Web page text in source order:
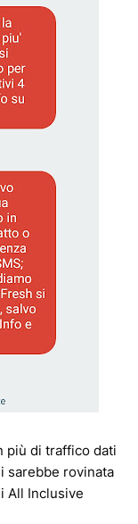
più di traffico dati
sarebbe rovinata
All Inclusive